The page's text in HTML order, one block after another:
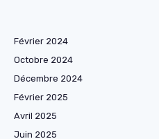
Février 2024
Octobre 2024
Décembre 2024
Février 2025
Avril 2025
Juin 2025